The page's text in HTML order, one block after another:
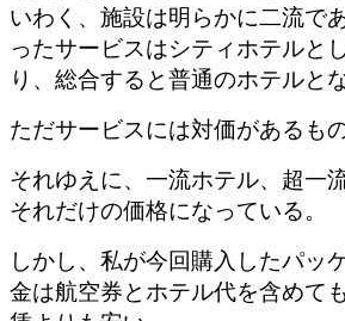
いわく、施設は明らかに二流で
ったサービスはシティホテルと
り、総合すると普通のホテルと
ただサービスには対価があるも
それゆえに、一流ホテル、超一
それだけの価格になっている。
しかし、私が今回購入したパッ
金は航空券とホテル代を含めて